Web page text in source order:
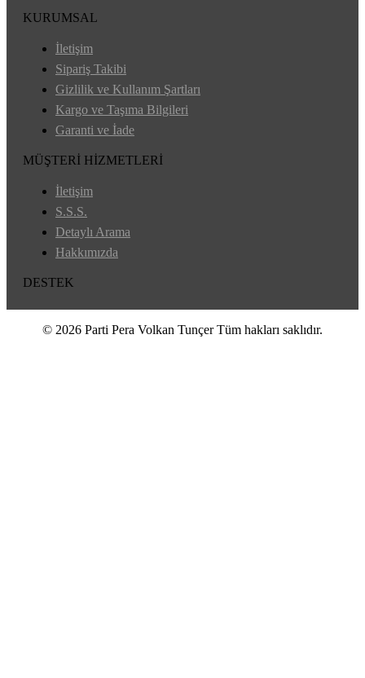
KURUMSAL
İletişim
Sipariş Takibi
Gizlilik ve Kullanım Şartları
Kargo ve Taşıma Bilgileri
Garanti ve İade
MÜŞTERİ HİZMETLERİ
İletişim
S.S.S.
Detaylı Arama
Hakkımızda
DESTEK
© 2026 Parti Pera Volkan Tunçer Tüm hakları saklıdır.